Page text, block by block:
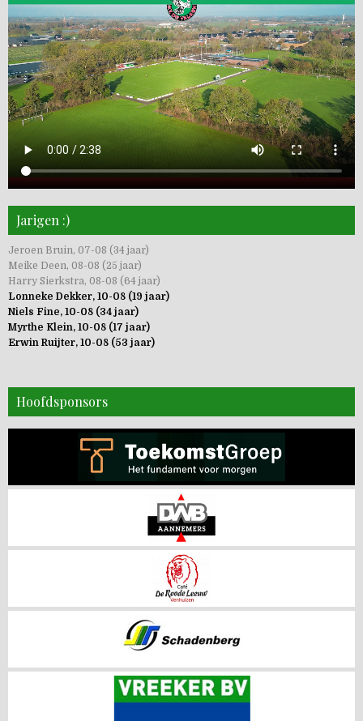
Jarigen :)
Jeroen Bruin, 07-08 (34 jaar)
Meike Deen, 08-08 (25 jaar)
Harry Sierkstra, 08-08 (64 jaar)
Lonneke Dekker, 10-08 (19 jaar)
Niels Fine, 10-08 (34 jaar)
Myrthe Klein, 10-08 (17 jaar)
Erwin Ruijter, 10-08 (53 jaar)
Hoofdsponsors